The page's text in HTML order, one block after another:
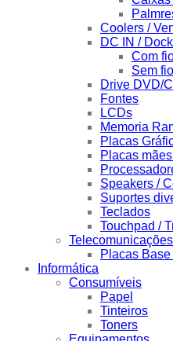
Coolers /
DC IN /
Com
Sem fio
Drive DVD/
Fontes
LCDs
Memoria
Placas
Placas
Speakers /
Suportes
Teclados
Touchpad /
Telecomunicações
Placas
Informática
Consumíveis
Papel
Tinteiros
Toners